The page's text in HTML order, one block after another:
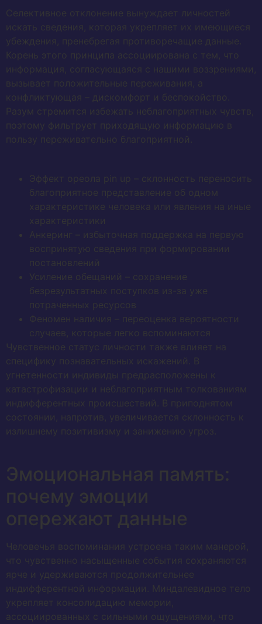
Селективное отклонение вынуждает личностей
искать сведения, которая укрепляет их имеющиеся
убеждения, пренебрегая противоречащие данные.
Корень этого принципа ассоциирована с тем, что
информация, согласующаяся с нашими воззрениями,
вызывает положительные переживания, а
конфликтующая – дискомфорт и беспокойство.
Разум стремится избежать неблагоприятных чувств,
поэтому фильтрует приходящую информацию в
пользу переживательно благоприятной.
Эффект ореола pin up – склонность переносить
благоприятное представление об одном
характеристике человека или явления на иные
характеристики
Анкеринг – избыточная поддержка на первую
воспринятую сведения при формировании
постановлений
Усиление обещаний – сохранение
безрезультатных поступков из-за уже
потраченных ресурсов
Феномен наличия – переоценка вероятности
случаев, которые легко вспоминаются
Чувственное статус личности также влияет на
специфику познавательных искажений. В
угнетенности индивиды предрасположены к
катастрофизации и неблагоприятным толкованиям
индифферентных происшествий. В приподнятом
состоянии, напротив, увеличивается склонность к
излишнему позитивизму и занижению угроз.
Эмоциональная память:
почему эмоции
опережают данные
Человечья воспоминания устроена таким манерой,
что чувственно насыщенные события сохраняются
ярче и удерживаются продолжительнее
индифферентной информации. Миндалевидное тело
укрепляет консолидацию мемории,
ассоциированных с сильными ощущениями, что